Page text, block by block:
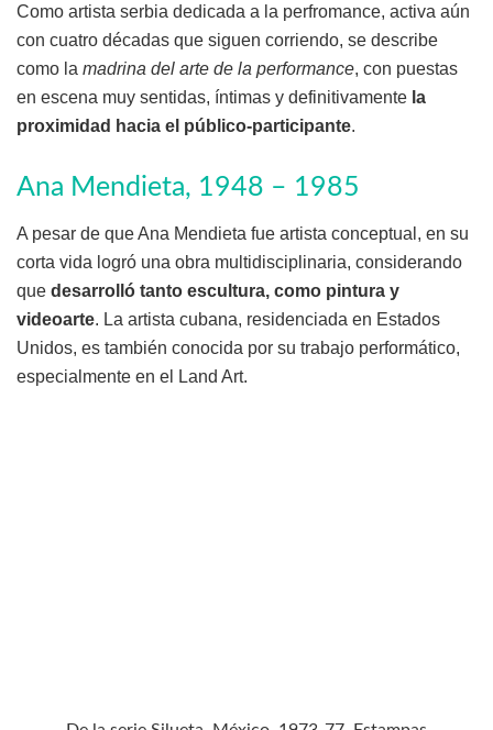
Como artista serbia dedicada a la perfromance, activa aún
con cuatro décadas que siguen corriendo, se describe
como la madrina del arte de la performance, con puestas
en escena muy sentidas, íntimas y definitivamente la
proximidad hacia el público-participante.
Ana Mendieta, 1948 – 1985
A pesar de que Ana Mendieta fue artista conceptual, en su
corta vida logró una obra multidisciplinaria, considerando
que desarrolló tanto escultura, como pintura y
videoarte. La artista cubana, residenciada en Estados
Unidos, es también conocida por su trabajo performático,
especialmente en el Land Art.